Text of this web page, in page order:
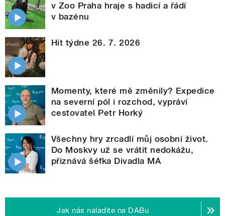
v Zoo Praha hraje s hadicí a řádí
v bazénu
Hit týdne 26. 7. 2026
Momenty, které mě změnily? Expedice
na severní pól i rozchod, vypráví
cestovatel Petr Horký
Všechny hry zrcadlí můj osobní život.
Do Moskvy už se vrátit nedokážu,
přiznává šéfka Divadla MA
Jak nás naladíte na DABu